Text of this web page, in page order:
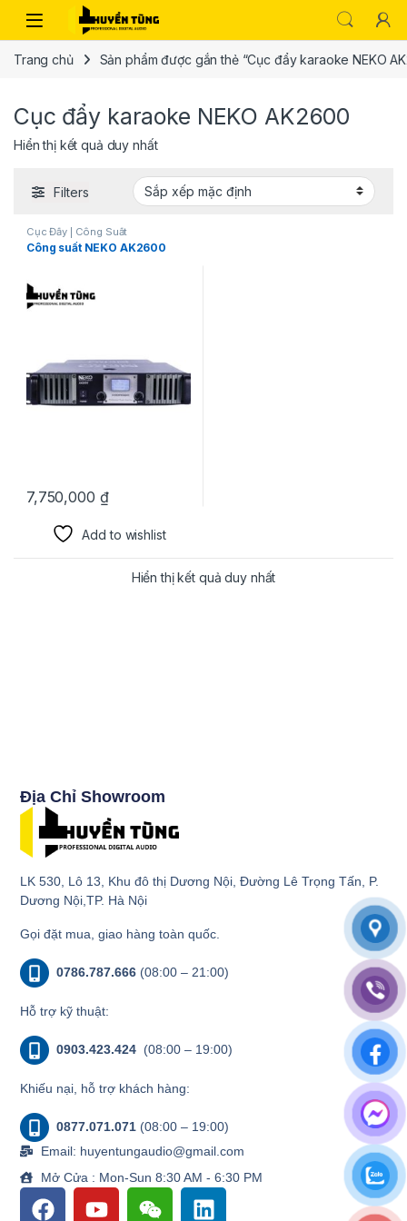
Trang chủ Sản phẩm được gắn thẻ “Cục đẩy karaoke NEKO
Cục đẩy karaoke NEKO AK2600
Hiển thị kết quả duy nhất
Filters
Cục Đẩy | Công Suất
Công suất NEKO AK2600
7,750,000 ₫
Add to wishlist
Hiển thị kết quả duy nhất
Địa Chỉ Showroom
LK 530, Lô 13, Khu đô thị Dương Nội, Đường Lê Trọng Tấn, P.
Dương Nội,TP. Hà Nội
Gọi đặt mua, giao hàng toàn quốc.
0786.787.666 (08:00 – 21:00)
Hỗ trợ kỹ thuật:
0903.423.424 (08:00 – 19:00)
Khiếu nại, hỗ trợ khách hàng:
0877.071.071 (08:00 – 19:00)
Email: huyentungaudio@gmail.com
Mở Cửa : Mon-Sun 8:30 AM - 6:30 PM